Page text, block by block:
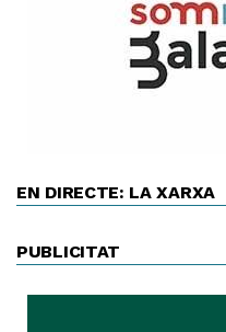
EN DIRECTE: LA XARXA
PUBLICITAT